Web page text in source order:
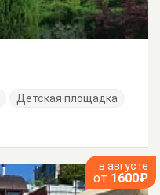
Детская площадка
в августе
от 1600₽